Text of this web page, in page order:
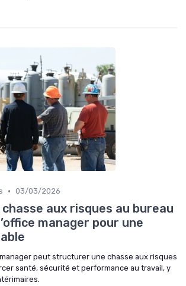
• 03/03/2026
aux risques au bureau
manager pour une
peut structurer une chasse aux risques
santé, sécurité et performance au travail, y